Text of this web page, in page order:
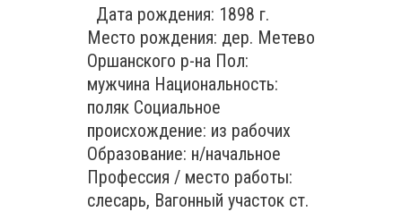
Дата рождения: 1898 г.
Место рождения: дер. Метево
Оршанского р-на Пол:
мужчина Национальность:
поляк Социальное
происхождение: из рабочих
Образование: н/начальное
Профессия / место работы:
слесарь, Вагонный участок ст.